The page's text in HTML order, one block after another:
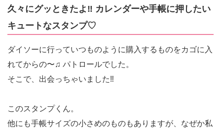
久々にグッときたよ‼️ カレンダーや手帳に押したい
キュートなスタンプ♡
ダイソーに行っていつものように購入するものをカゴに入
れてからの〜♫ パトロールでした。
そこで、出会っちゃいました‼️
このスタンプくん。
他にも手帳サイズの小さめのものもありますが、なぜか私